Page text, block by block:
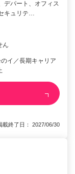
デパート、オフィス
キュリテ…
ん
イ／長期キャリア
終了日： 2027/06/30